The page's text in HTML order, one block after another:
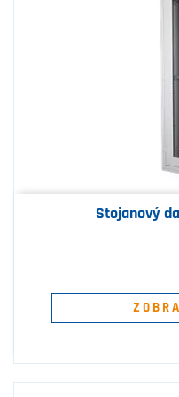
Stojanový